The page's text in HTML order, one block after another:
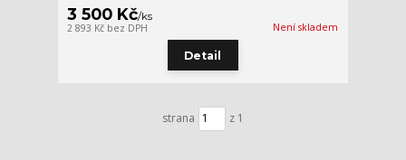
3 500 Kč/ks
2 893 Kč bez DPH Není skladem
Detail
strana z 1